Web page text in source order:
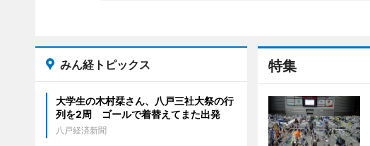
特集
みん経トピックス
大学生の木村栞さん、八戸三社大祭の行
列を2周 ゴールで着替えてまた出発
八戸経済新聞